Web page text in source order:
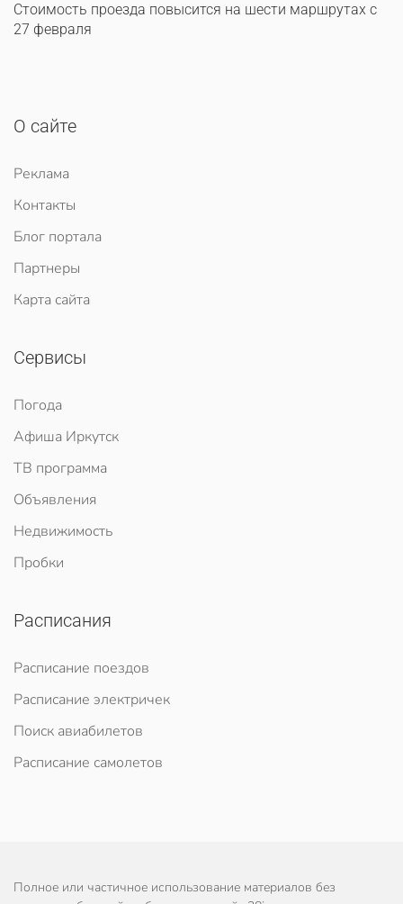
Стоимость проезда повысится на шести маршрутах с
27 февраля
О сайте
Реклама
Контакты
Блог портала
Партнеры
Карта сайта
Сервисы
Погода
Афиша Иркутск
ТВ программа
Объявления
Недвижимость
Пробки
Расписания
Расписание поездов
Расписание электричек
Поиск авиабилетов
Расписание самолетов
Полное или частичное использование материалов без